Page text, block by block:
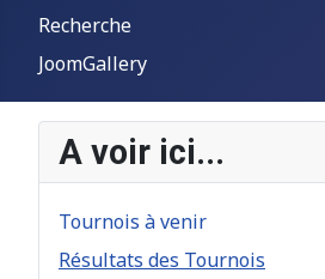
Recherche
JoomGallery
A voir ici...
Tournois à venir
Résultats des Tournois